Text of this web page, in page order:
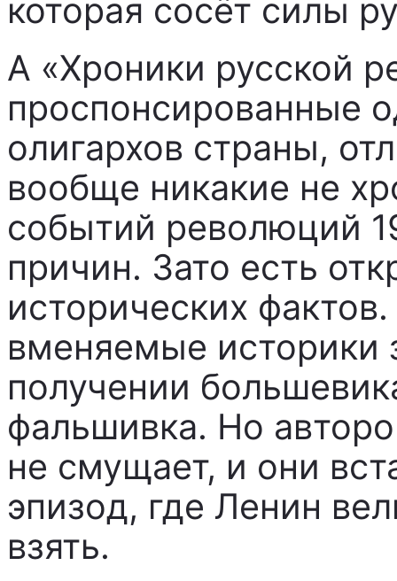
которая сосёт силы
А «Хроники русской
проспонсированные
олигархов страны,
вообще никакие не
событий революций
причин. Зато есть
исторических
вменяемые историки
получении
фальшивка. Но
не смущает, и они
эпизод, где Ленин
взять.